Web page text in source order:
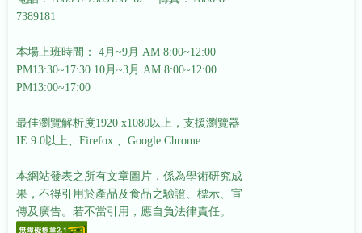
7389181
本場上班時間： 4月~9月 AM 8:00~12:00
PM13:30~17:30 10月~3月 AM 8:00~12:00
PM13:00~17:00
最佳瀏覽解析度1920 x1080以上，支援瀏覽器
IE 9.0以上、Firefox 、Google Chrome
本網站發表之所有文章圖片，係為學術研究成
果，不得引用於產品及食品之驗證、標示、宣
傳及廣告。若不當引用，應自負法律責任。